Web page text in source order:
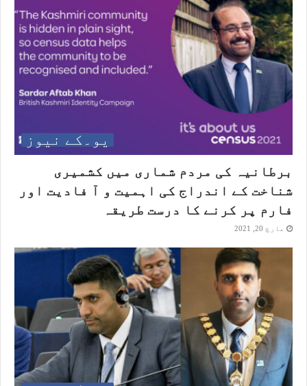
یو۔کے نیوز
برطانیہ کی مردم شماری میں کشمیری
شناخت کے اندراج کی اہمیت و آ فادیت اور
فارم پر کرنے کا درست طریقہ
مارچ 20, 2021